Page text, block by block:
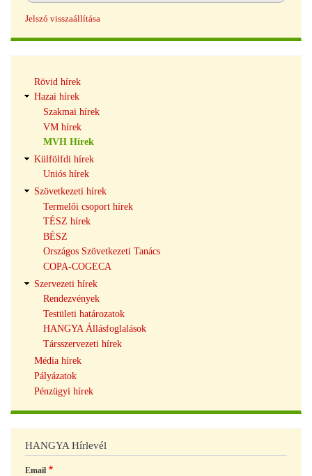
Jelszó visszaállítása
navigáció
Rövid hírek
Hazai hírek
Szakmai hírek
VM hírek
MVH Hírek
Külfölfdi hírek
Uniós hírek
Szövetkezeti hírek
Termelői csoport hírek
TÉSZ hírek
BÉSZ
Országos Szövetkezeti Tanács
COPA-COGECA
Szervezeti hírek
Rendezvények
Testületi határozatok
HANGYA Állásfoglalások
Társszervezeti hírek
Média hírek
Pályázatok
Pénzügyi hírek
HANGYA Hírlevél
Email